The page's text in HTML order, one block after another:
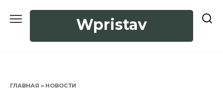
Wpristav
ГЛАВНАЯ » НОВОСТИ